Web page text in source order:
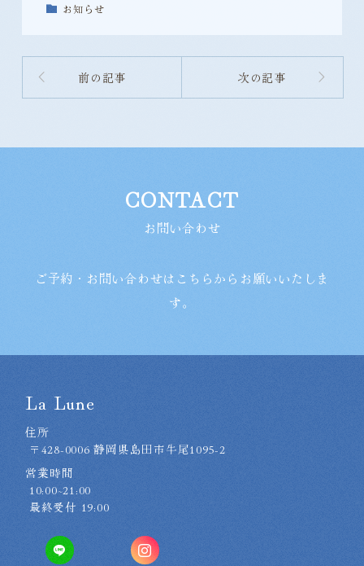
お知らせ
前の記事 次の記事
CONTACT
お問い合わせ
ご予約・お問い合わせはこちらからお願いいたしま
す。
La Lune
住所
〒428-0006 静岡県島田市牛尾1095-2
営業時間
10:00~21:00
最終受付 19:00